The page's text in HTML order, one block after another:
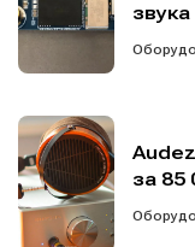
звука
за 85